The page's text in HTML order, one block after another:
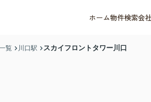
ホーム物件検索会
覧 川口駅 スカイフロントタワー川口